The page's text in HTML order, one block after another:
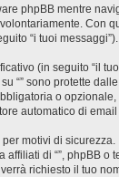
phpBB mentre
Con
“i tuoi messaggi”).
(in seguito “il
“” sono protette
o
automatico di
motivi di
di “”, phpBB
richiesto il tuo